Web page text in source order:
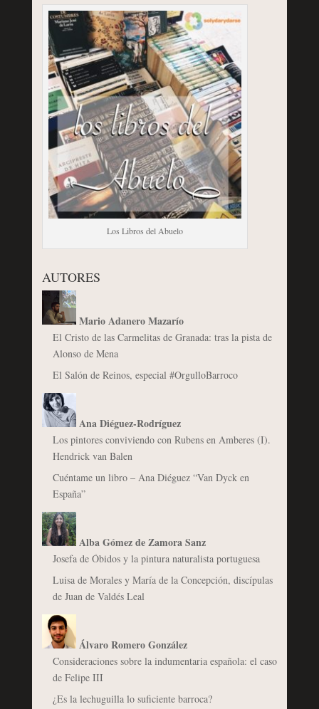
Los Libros del Abuelo
AUTORES
Mario Adanero Mazarío
El Cristo de las Carmelitas de Granada: tras la pista de
Alonso de Mena
El Salón de Reinos, especial #OrgulloBarroco
Ana Diéguez-Rodríguez
Los pintores conviviendo con Rubens en Amberes (I).
Hendrick van Balen
Cuéntame un libro – Ana Diéguez “Van Dyck en
España”
Alba Gómez de Zamora Sanz
Josefa de Óbidos y la pintura naturalista portuguesa
Luisa de Morales y María de la Concepción, discípulas
de Juan de Valdés Leal
Álvaro Romero González
Consideraciones sobre la indumentaria española: el caso
de Felipe III
¿Es la lechuguilla lo suficiente barroca?